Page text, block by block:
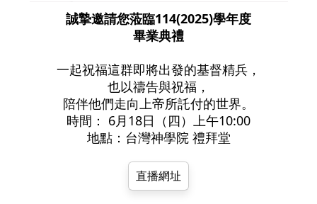
誠摯邀請您蒞臨114(2025)學年度
畢業典禮
一起祝福這群即將出發的基督精兵，
也以禱告與祝福，
陪伴他們走向上帝所託付的世界。
時間： 6月18日（四）上午10:00
地點：台灣神學院 禮拜堂
直播網址